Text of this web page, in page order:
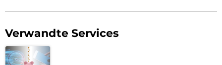
Verwandte Services